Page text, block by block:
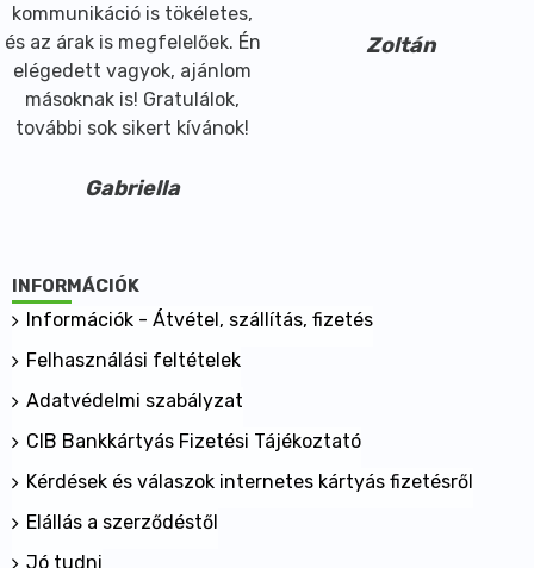
kommunikáció is tökéletes,
és az árak is megfelelőek. Én
elégedett vagyok, ajánlom
másoknak is! Gratulálok,
további sok sikert kívánok!
Gabriella
Zoltán
INFORMÁCIÓK
Információk - Átvétel, szállítás, fizetés
Felhasználási feltételek
Adatvédelmi szabályzat
CIB Bankkártyás Fizetési Tájékoztató
Kérdések és válaszok internetes kártyás fizetésről
Elállás a szerződéstől
Jó tudni